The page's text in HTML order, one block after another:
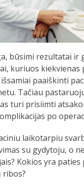
būsimi rezultatai ir
kuriuos kiekvienas
paaiškinti
Tačiau
turi prisiimti
po
laikotarpiu
su gydytoju, o
Kokios yra paties
ribos?